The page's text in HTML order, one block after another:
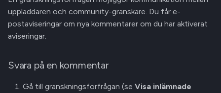
uppladdaren och community-granskare. Du får e-
postaviseringar om nya kommentarer om du har aktiverat
aviseringar.
Svara på en kommentar
Gå till granskningsförfrågan (se Visa inlämnade